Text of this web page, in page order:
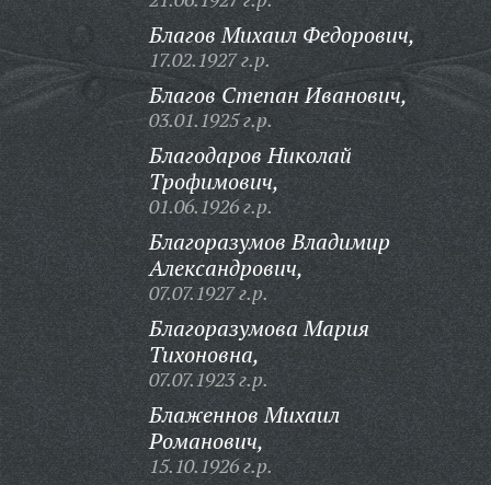
Благов Михаил Федорович,
17.02.1927 г.р.
Благов Степан Иванович,
03.01.1925 г.р.
Благодаров Николай
Трофимович,
01.06.1926 г.р.
Благоразумов Владимир
Александрович,
07.07.1927 г.р.
Благоразумова Мария
Тихоновна,
07.07.1923 г.р.
Блаженнов Михаил
Романович,
15.10.1926 г.р.